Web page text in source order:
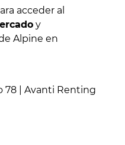
acceder al
y
Alpine en